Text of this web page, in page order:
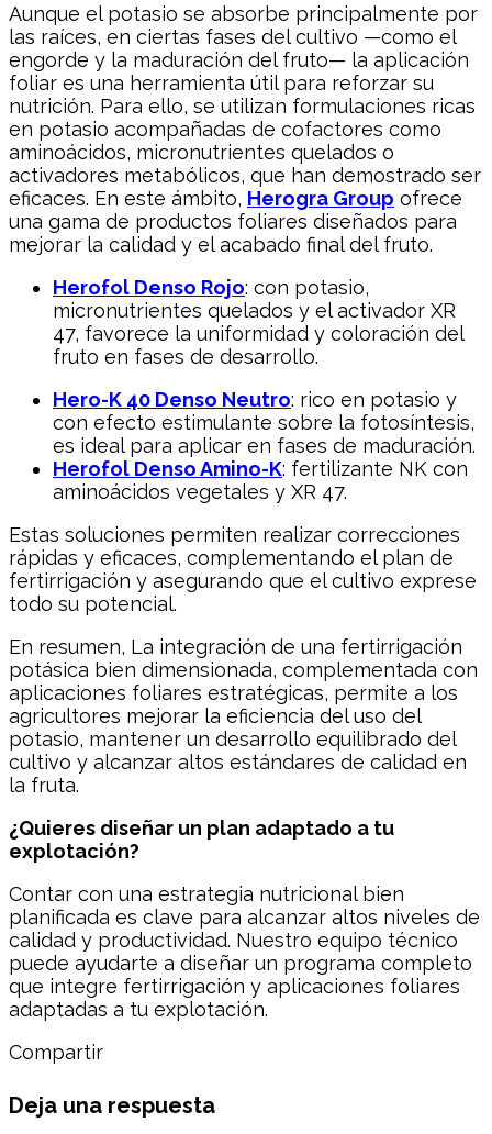
Aunque el potasio se absorbe principalmente por
las raíces, en ciertas fases del cultivo —como el
engorde y la maduración del fruto— la aplicación
foliar es una herramienta útil para reforzar su
nutrición. Para ello, se utilizan formulaciones ricas
en potasio acompañadas de cofactores como
aminoácidos, micronutrientes quelados o
activadores metabólicos, que han demostrado ser
eficaces. En este ámbito, Herogra Group ofrece
una gama de productos foliares diseñados para
mejorar la calidad y el acabado final del fruto.
Herofol Denso Rojo: con potasio,
micronutrientes quelados y el activador XR
47, favorece la uniformidad y coloración del
fruto en fases de desarrollo.
Hero-K 40 Denso Neutro: rico en potasio y
con efecto estimulante sobre la fotosíntesis,
es ideal para aplicar en fases de maduración.
Herofol Denso Amino-K: fertilizante NK con
aminoácidos vegetales y XR 47.
Estas soluciones permiten realizar correcciones
rápidas y eficaces, complementando el plan de
fertirrigación y asegurando que el cultivo exprese
todo su potencial.
En resumen, La integración de una fertirrigación
potásica bien dimensionada, complementada con
aplicaciones foliares estratégicas, permite a los
agricultores mejorar la eficiencia del uso del
potasio, mantener un desarrollo equilibrado del
cultivo y alcanzar altos estándares de calidad en
la fruta.
¿Quieres diseñar un plan adaptado a tu
explotación?
Contar con una estrategia nutricional bien
planificada es clave para alcanzar altos niveles de
calidad y productividad. Nuestro equipo técnico
puede ayudarte a diseñar un programa completo
que integre fertirrigación y aplicaciones foliares
adaptadas a tu explotación.
Compartir
Deja una respuesta